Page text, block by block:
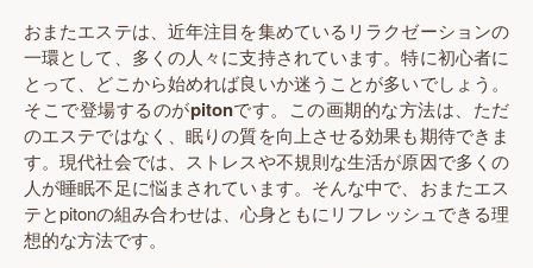
おまたエステは、近年注目を集めているリラクゼーションの
一環として、多くの人々に支持されています。特に初心者に
とって、どこから始めれば良いか迷うことが多いでしょう。
そこで登場するのがpitonです。この画期的な方法は、ただ
のエステではなく、眠りの質を向上させる効果も期待できま
す。現代社会では、ストレスや不規則な生活が原因で多くの
人が睡眠不足に悩まされています。そんな中で、おまたエス
テとpitonの組み合わせは、心身ともにリフレッシュできる理
想的な方法です。